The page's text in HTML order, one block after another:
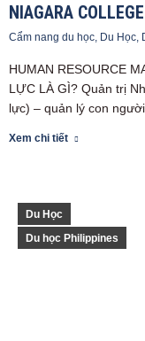
NIAGARA
Cẩm nang du học, Du Học,
HUMAN RESOURCE
LỰC LÀ GÌ? Quản trị
lực) – quản lý con
Xem chi tiết
Du Học
Du học Philippines